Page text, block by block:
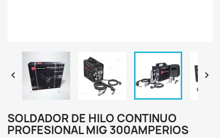
 
SOLDADOR DE HILO CONTINUO
PROFESIONAL MIG 300AMPERIOS